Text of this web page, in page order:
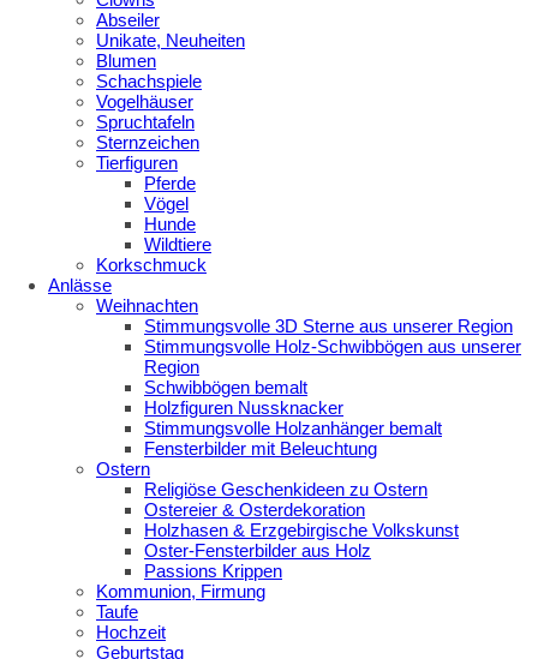
Abseiler
Unikate, Neuheiten
Blumen
Schachspiele
Vogelhäuser
Spruchtafeln
Sternzeichen
Tierfiguren
Pferde
Vögel
Hunde
Wildtiere
Korkschmuck
Anlässe
Weihnachten
Stimmungsvolle 3D Sterne aus unserer Region
Stimmungsvolle Holz-Schwibbögen aus unserer
Region
Schwibbögen bemalt
Holzfiguren Nussknacker
Stimmungsvolle Holzanhänger bemalt
Fensterbilder mit Beleuchtung
Ostern
Religiöse Geschenkideen zu Ostern
Ostereier & Osterdekoration
Holzhasen & Erzgebirgische Volkskunst
Oster-Fensterbilder aus Holz
Passions Krippen
Kommunion, Firmung
Taufe
Hochzeit
Geburtstag